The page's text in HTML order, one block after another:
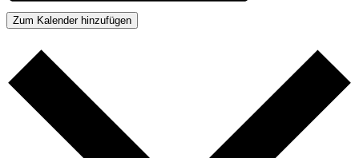
Zum Kalender hinzufügen